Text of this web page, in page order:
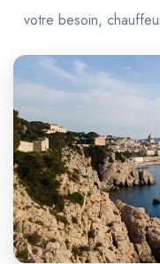
Trajet Santé
Trajet Longue
Contactez-nous
votre besoin,